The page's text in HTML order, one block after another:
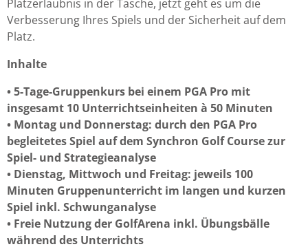
Platzerlaubnis in der Tasche, jetzt geht es um die
Verbesserung Ihres Spiels und der Sicherheit auf dem
Platz.
Inhalte
• 5-Tage-Gruppenkurs bei einem PGA Pro mit
insgesamt 10 Unterrichtseinheiten à 50 Minuten
• Montag und Donnerstag: durch den PGA Pro
begleitetes Spiel auf dem Synchron Golf Course zur
Spiel- und Strategieanalyse
• Dienstag, Mittwoch und Freitag: jeweils 100
Minuten Gruppenunterricht im langen und kurzen
Spiel inkl. Schwunganalyse
• Freie Nutzung der GolfArena inkl. Übungsbälle
während des Unterrichts